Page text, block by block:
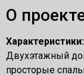
О
Характеристики:
Двухэтажный
просторые